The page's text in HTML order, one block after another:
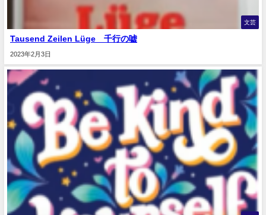
文芸
Tausend Zeilen Lüge 千行の嘘
2023年2月3日